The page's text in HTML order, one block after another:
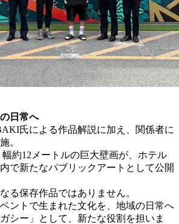
日常へ
氏による作品解説に加え、関係者に
。
約12メートルの巨大壁画が、ホテル
で新たなパブリックアートとして公開
る保存作品ではありません。
ントで生まれた文化を、地域の日常へ
シー」として、新たな役割を担いま